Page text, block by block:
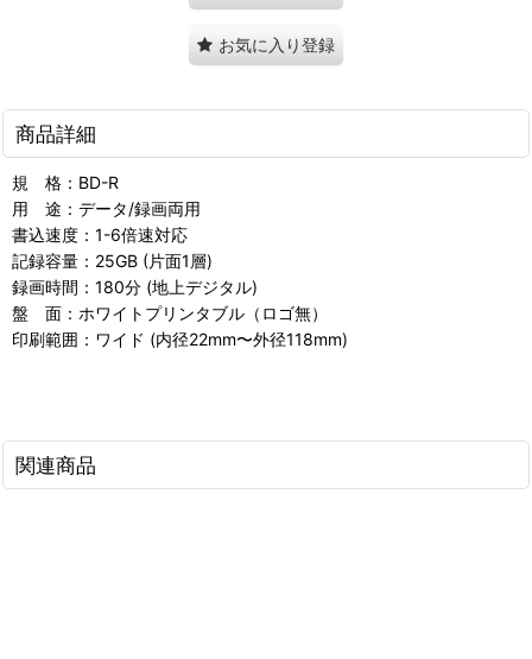
お気に入り登録
商品詳細
規 格：BD-R
用 途：データ/録画両用
書込速度：1-6倍速対応
記録容量：25GB (片面1層)
録画時間：180分 (地上デジタル)
盤 面：ホワイトプリンタブル（ロゴ無）
印刷範囲：ワイド (内径22mm〜外径118mm)
関連商品